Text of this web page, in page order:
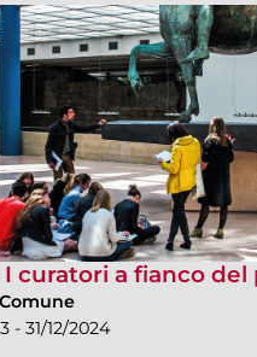
I curatori a fianco
- 31/12/2024